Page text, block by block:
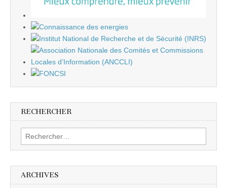
RECHERCHER
Rechercher :
ARCHIVES